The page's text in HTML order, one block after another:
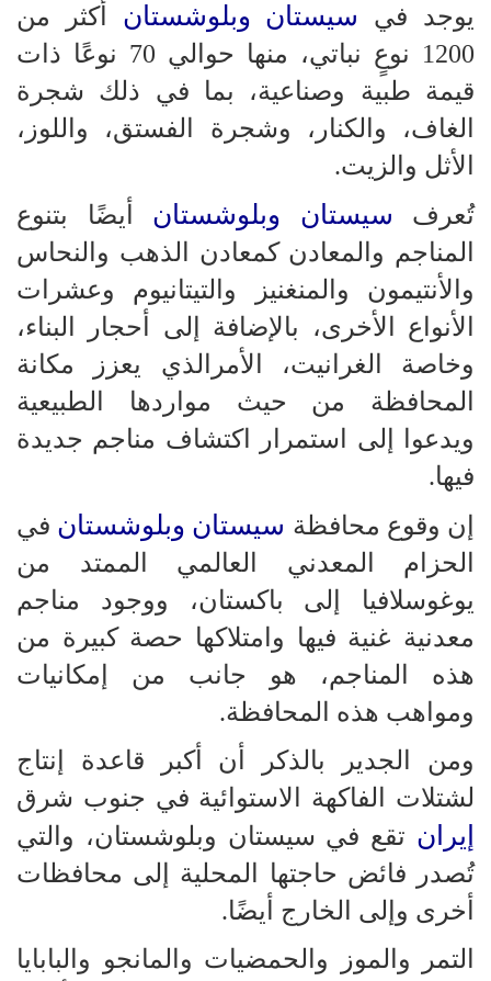
يوجد في سيستان وبلوشستان أكثر من
1200 نوعٍ نباتي، منها حوالي 70 نوعًا ذات
قيمة طبية وصناعية، بما في ذلك شجرة
الغاف، والكنار، وشجرة الفستق، واللوز،
الأثل والزيت.
تُعرف سيستان وبلوشستان أيضًا بتنوع
المناجم والمعادن كمعادن الذهب والنحاس
والأنتيمون والمنغنيز والتيتانيوم وعشرات
الأنواع الأخرى، بالإضافة إلى أحجار البناء،
وخاصة الغرانيت، الأمرالذي يعزز مكانة
المحافظة من حيث مواردها الطبيعية
ويدعوا إلى استمرار اكتشاف مناجم جديدة
فيها.
إن وقوع محافظة سيستان وبلوشستان في
الحزام المعدني العالمي الممتد من
يوغوسلافيا إلى باكستان، ووجود مناجم
معدنية غنية فيها وامتلاكها حصة كبيرة من
هذه المناجم، هو جانب من إمكانيات
ومواهب هذه المحافظة.
ومن الجدير بالذكر أن أكبر قاعدة إنتاج
لشتلات الفاكهة الاستوائية في جنوب شرق
إيران تقع في سيستان وبلوشستان، والتي
تُصدر فائض حاجتها المحلية إلى محافظات
أخرى وإلى الخارج أيضًا.
التمر والموز والحمضيات والمانجو والبابايا